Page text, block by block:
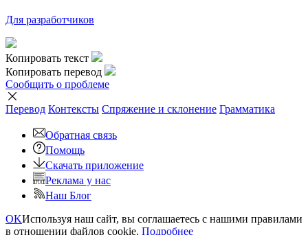
Для разработчиков
Копировать текст
Копировать перевод
Сообщить о проблеме
Перевод Контексты Спряжение и склонение Грамматика
Обратная связь
Помощь
Скачать приложение
Реклама у нас
Наш Блог
OKИспользуя наш сайт, вы соглашаетесь с нашими правилами
в отношении файлов cookie. Подробнее